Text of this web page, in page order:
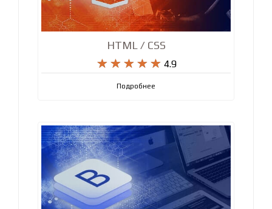
HTML / CSS
    
     4.9
Подробнее